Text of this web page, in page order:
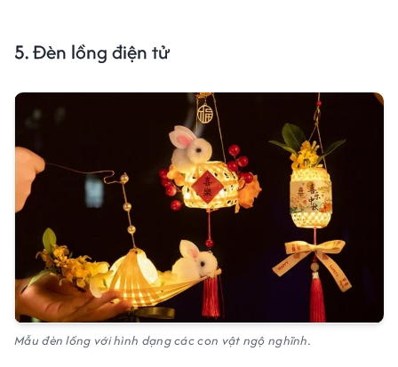
5.Đèn lồng điện tử
Mẫu đèn lồng với hình dạng các con vật ngộ nghĩnh.